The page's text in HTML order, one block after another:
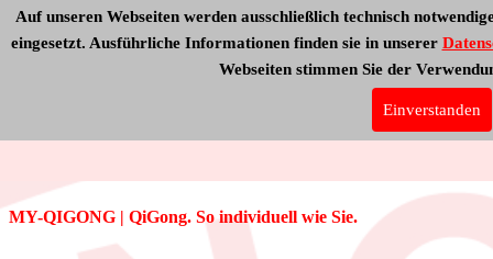
Auf unseren Webseiten werden ausschließlich technisch
eingesetzt. Ausführliche Informationen finden sie in unserer
Webseiten stimmen Sie der
Einverstanden
MY-QIGONG | QiGong. So individuell wie Sie.